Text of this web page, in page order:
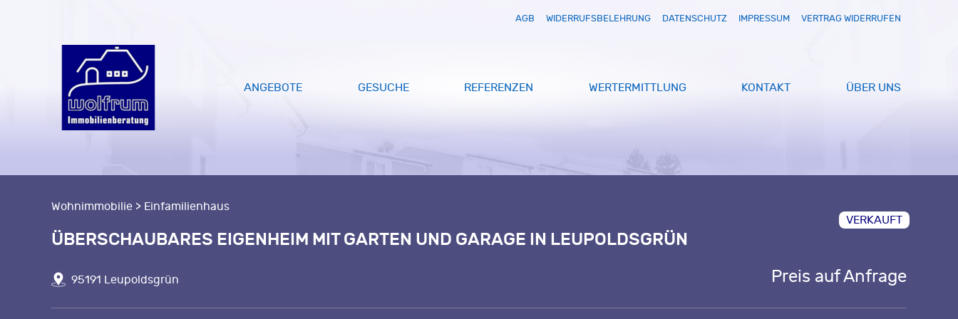
AGB WIDERRUFSBELEHRUNG DATENSCHUTZ IMPRESSUM VERTRAG WIDERRUFEN
ANGEBOTE GESUCHE REFERENZEN WERTERMITTLUNG KONTAKT ÜBER UNS
Wohnimmobilie > Einfamilienhaus
VERKAUFT
ÜBERSCHAUBARES EIGENHEIM MIT GARTEN UND GARAGE IN LEUPOLDSGRÜN
95191 Leupoldsgrün Preis auf Anfrage